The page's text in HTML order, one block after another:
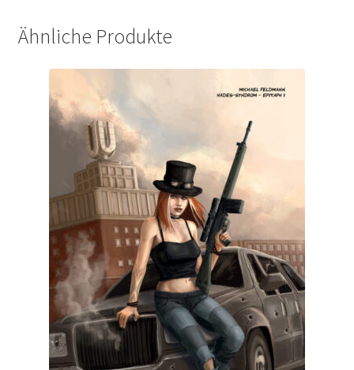
Ähnliche Produkte